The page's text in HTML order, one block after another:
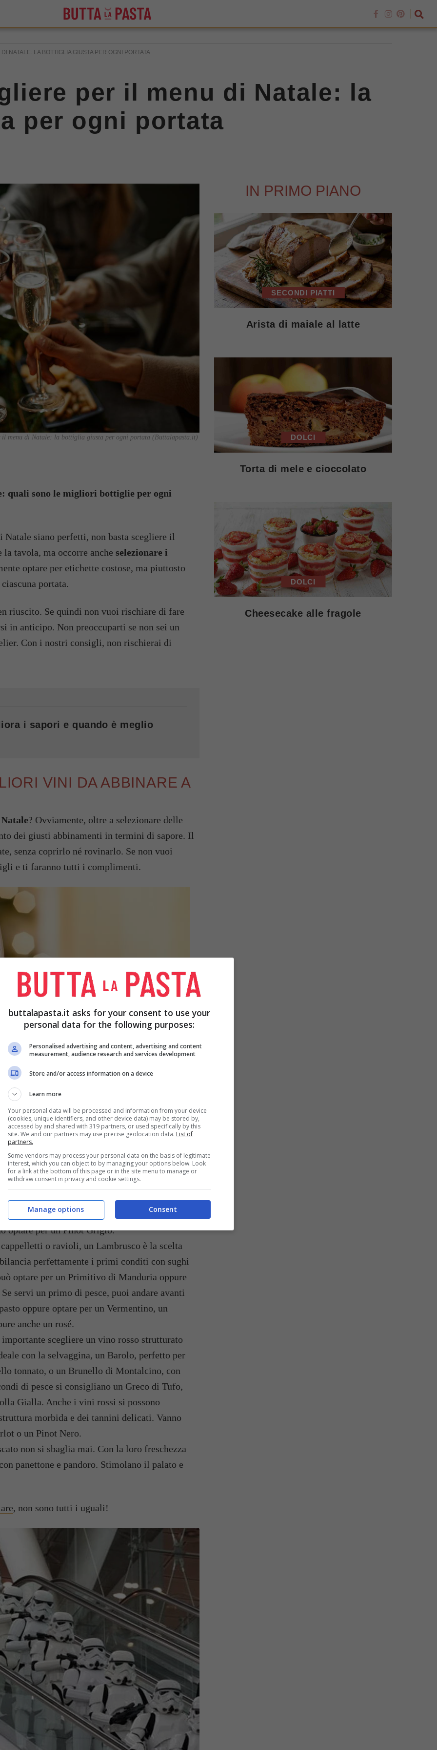
NATALE: LA BOTTIGLIA GIUSTA PER OGNI PORTATA
per il menu di Natale: la
per ogni portata
il menu di Natale: la bottiglia giusta per ogni portata (Buttalapasta.it)
quali sono le migliori bottiglie per ogni
siano perfetti, non basta scegliere il
la tavola, ma occorre anche selezionare i
optare per etichette costose, ma piuttosto
portata.
riuscito. Se quindi non vuoi rischiare di fare
in anticipo. Non preoccuparti se non sei un
Con i nostri consigli, non rischierai di
i sapori e quando è meglio
VINI DA ABBINARE A
? Ovviamente, oltre a selezionare delle
dei giusti abbinamenti in termini di sapore. Il
senza coprirlo né rovinarlo. Se non vuoi
e ti faranno tutti i complimenti.
i migliori vini da abbinare a ciascuna portata (Buttalapasta.it)
sempre una buona bottiglia di bollicine. Un
per un aperitivo fresco e raffinato, poiché
Si abbina bene agli antipasti freddi,
salmone affumicato, vol-au-vent e
potrebbe essere uno Chardonnay,
abbina a salumi, formaggi, crostini ed anche
optare per un Pinot Grigio.
o ravioli, un Lambrusco è la scelta
perfettamente i primi conditi con sughi
optare per un Primitivo di Manduria oppure
servi un primo di pesce, puoi andare avanti
oppure optare per un Vermentino, un
anche un rosé.
scegliere un vino rosso strutturato
con la selvaggina, un Barolo, perfetto per
tonnato, o un Brunello di Montalcino, con
di pesce si consigliano un Greco di Tufo,
Gialla. Anche i vini rossi si possono
morbida e dei tannini delicati. Vanno
o un Pinot Nero.
non si sbaglia mai. Con la loro freschezza
panettone e pandoro. Stimolano il palato e
, non sono tutti i uguali!
IN PRIMO PIANO
SECONDI PIATTI
Arista di maiale al latte
DOLCI
Torta di mele e cioccolato
DOLCI
Cheesecake alle fragole
buttalapasta.it asks for your consent to use your
personal data for the following purposes:
Personalised advertising and content, advertising and content
measurement, audience research and services development
Store and/or access information on a device
Learn more
Your personal data will be processed and information from your device
(cookies, unique identifiers, and other device data) may be stored by,
accessed by and shared with 319 partners, or used specifically by this
site. We and our partners may use precise geolocation data. List of
partners.
Some vendors may process your personal data on the basis of legitimate
interest, which you can object to by managing your options below. Look
for a link at the bottom of this page or in the site menu to manage or
withdraw consent in privacy and cookie settings.
Consent
Manage options